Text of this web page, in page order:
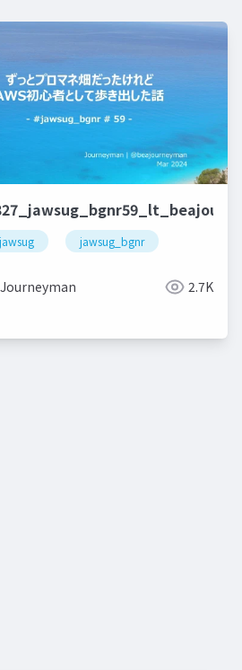
qiitaアドベントカレンダー
jawsug jawsug_bgnr
Journeyman 2.7K